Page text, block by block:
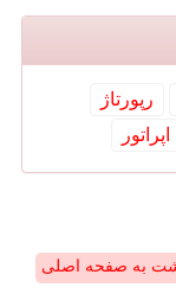
رپورتاژ
اپراتور
به صفحه اصلی